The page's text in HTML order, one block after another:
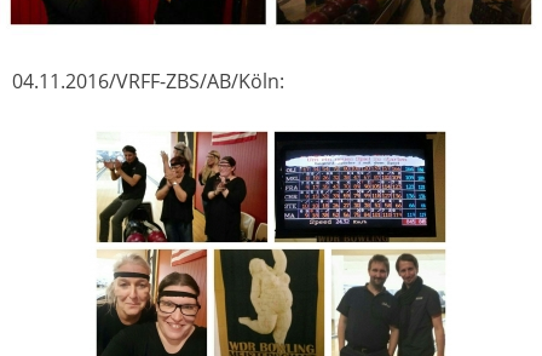
04.11.2016/VRFF-ZBS/AB/Köln: